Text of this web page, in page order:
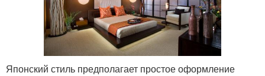
Японский стиль предполагает простое оформление